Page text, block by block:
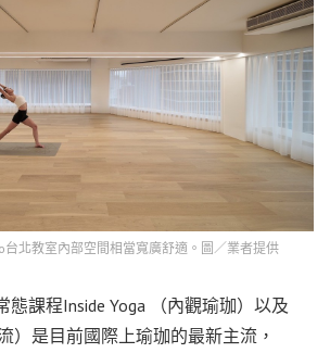
台北教室內部空間相當寬廣舒適。圖／業者提供
態課程Inside Yoga （內觀瑜珈）以及
）是目前國際上瑜珈的最新主流，